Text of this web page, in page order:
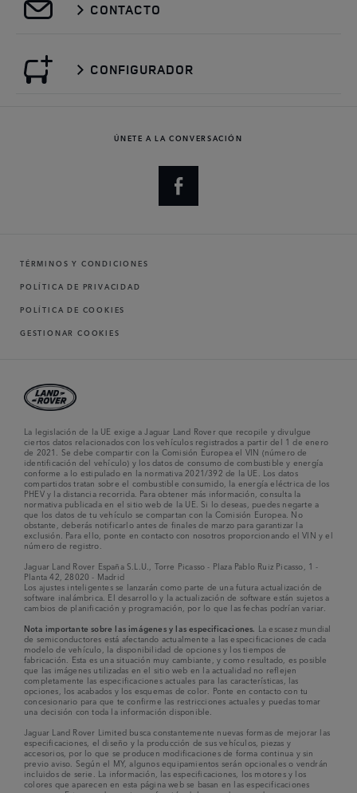
CONTACTO
CONFIGURADOR
ÚNETE A LA CONVERSACIÓN
TÉRMINOS Y CONDICIONES
POLÍTICA DE PRIVACIDAD
POLÍTICA DE COOKIES
GESTIONAR COOKIES
La legislación de la UE exige a Jaguar Land Rover que recopile y divulgue
ciertos datos relacionados con los vehículos registrados a partir del 1 de enero
de 2021. Se debe compartir con la Comisión Europea el VIN (número de
identificación del vehículo) y los datos de consumo de combustible y energía
conforme a lo estipulado en la normativa 2021/392 de la UE. Los datos
compartidos tratan sobre el combustible consumido, la energía eléctrica de los
PHEV y la distancia recorrida. Para obtener más información, consulta la
normativa publicada en el sitio web de la UE. Si lo deseas, puedes negarte a
que los datos de tu vehículo se compartan con la Comisión Europea. No
obstante, deberás notificarlo antes de finales de marzo para garantizar la
exclusión. Para ello, ponte en contacto con nosotros proporcionando el VIN y el
número de registro.
Jaguar Land Rover España S.L.U., Torre Picasso - Plaza Pablo Ruiz Picasso, 1 -
Planta 42, 28020 - Madrid
Los ajustes inteligentes se lanzarán como parte de una futura actualización de
software inalámbrica. El desarrollo y la actualización de software están sujetos a
cambios de planificación y programación, por lo que las fechas podrían variar.
Nota importante sobre las imágenes y las especificaciones. La escasez mundial
de semiconductores está afectando actualmente a las especificaciones de cada
modelo de vehículo, la disponibilidad de opciones y los tiempos de
fabricación. Esta es una situación muy cambiante, y como resultado, es posible
que las imágenes utilizadas en el sitio web en la actualidad no reflejen
completamente las especificaciones actuales para las características, las
opciones, los acabados y los esquemas de color. Ponte en contacto con tu
concesionario para que te confirme las restricciones actuales y puedas tomar
una decisión con toda la información disponible.
Jaguar Land Rover Limited busca constantemente nuevas formas de mejorar las
especificaciones, el diseño y la producción de sus vehículos, piezas y
accesorios, por lo que se producen modificaciones de forma continua y sin
previo aviso. Según el MY, algunos equipamientos serán opcionales o vendrán
incluidos de serie. La información, las especificaciones, los motores y los
colores que aparecen en esta página web se basan en las especificaciones